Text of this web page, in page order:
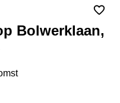
Bolwerklaan,